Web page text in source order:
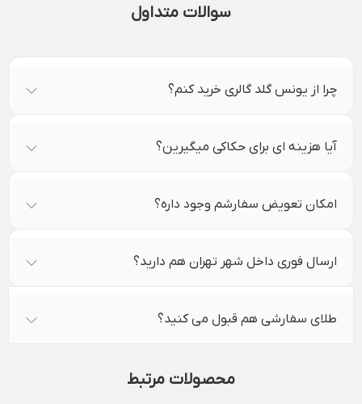
سوالات متداول
چرا از یونس گلد گالری خرید کنم؟
آیا هزینه ای برای حکاکی میگیرین؟
امکان تعویض سفارشم وجود داره؟
ارسال فوری داخل شهر تهران هم دارید؟
طلای سفارشی هم قبول می کنید؟
محصولات مرتبط